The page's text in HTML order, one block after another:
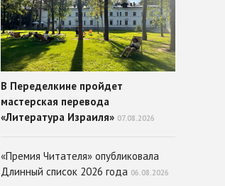
В Переделкине пройдет
мастерская перевода
«Литература Израиля» 07.08.2026
«Премия Читателя» опубликовала
Длинный список 2026 года 06.08.2026